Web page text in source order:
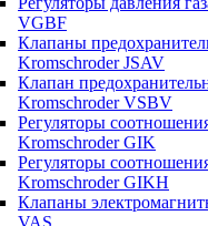
VGBF
Клапаны
Kromschroder JSAV
Клапан
Kromschroder VSBV
Регуляторы
Kromschroder GIK
Регуляторы
Kromschroder GIKH
Клапаны
VAS